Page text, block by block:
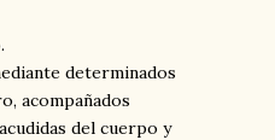
determinados
acompañados
del cuerpo y